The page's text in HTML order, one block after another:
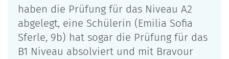
haben die Prüfung für das Niveau A2
abgelegt, eine Schülerin (Emilia Sofia
Sferle, 9b) hat sogar die Prüfung für das
B1 Niveau absolviert und mit Bravour